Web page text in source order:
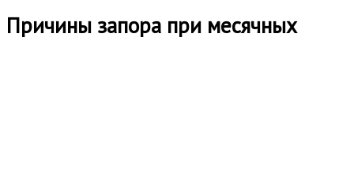
Причины запора при месячных